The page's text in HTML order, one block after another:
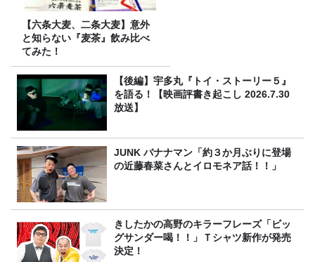
【六条大麦、二条大麦】意外
と知らない『麦茶』飲み比べ
てみた！
【後編】宇多丸『トイ・ストーリー５』
を語る！【映画評書き起こし 2026.7.30
放送】
JUNK バナナマン「約３か月ぶりに登場
の近藤春菜さんとイロモネア話！！」
きしたかの高野のキラーフレーズ「ビッ
グサンダー喝！！」Ｔシャツ新作が発売
決定！